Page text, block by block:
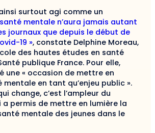
surtout agi comme un
santé mentale n’aura jamais autant
journaux que depuis le début de
19 », constate Delphine Moreau,
des hautes études en santé
publique France. Pour elle,
une « occasion de mettre en
mentale en tant qu’enjeu public ».
change, c’est l’ampleur du
a permis de mettre en lumière la
mentale des jeunes dans le